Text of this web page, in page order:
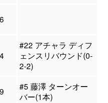
#22 アチャラ ディフ
ェンスリバウンド(0-
2-2)
#5 藤澤 ターンオー
バー(1本)